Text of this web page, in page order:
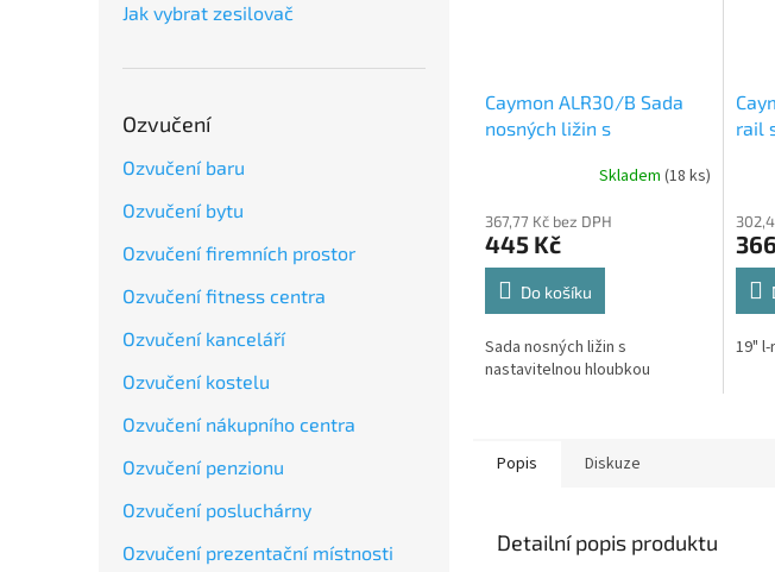
Jak vybrat zesilovač
Ozvučení
Ozvučení baru
Ozvučení bytu
Ozvučení firemních prostor
Ozvučení fitness centra
Ozvučení kanceláří
Ozvučení kostelu
Ozvučení nákupního centra
Ozvučení penzionu
Ozvučení posluchárny
Ozvučení prezentační místnosti
Caymon ALR30/B Sada
nosných ližin s
Skladem (18 ks)
367,77 Kč bez DPH
445 Kč
Do košíku
Sada nosných ližin s
nastavitelnou hloubkou
rail
19"
Popis Diskuze
Detailní popis produktu